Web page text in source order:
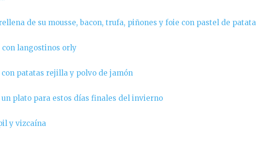
de su mousse, bacon, trufa, piñones y foie con pastel de patata
langostinos orly
patatas rejilla y polvo de jamón
un plato para estos días finales del invierno
y vizcaína